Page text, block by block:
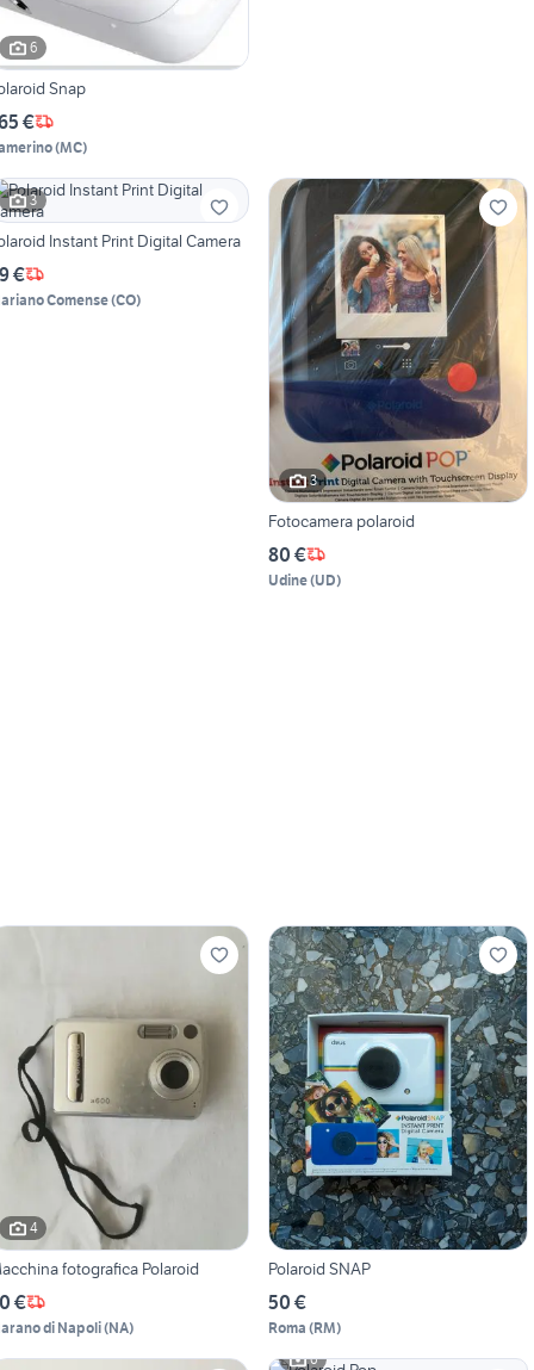
6
Snap
€
(MC)
3
Instant Print Digital Camera
€
Comense(CO)
3
Fotocamera polaroid
80 €
Udine(UD)
4
fotografica Polaroid
€
di Napoli(NA)
Polaroid SNAP
50 €
Roma (RM)
6